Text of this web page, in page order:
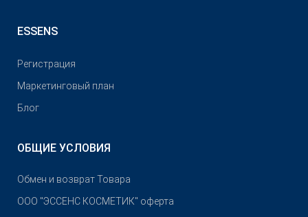
ESSENS
Pегистрация
Маркетинговый план
Блог
ОБЩИЕ УСЛОВИЯ
Обмен и возврат Товара
OOO "ЭССЕНС КОСМЕТИК" оферта